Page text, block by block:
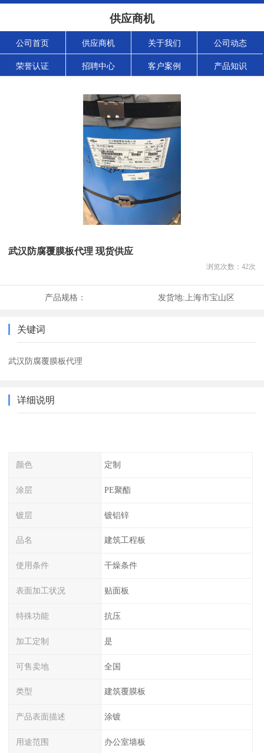
供应商机
公司首页 供应商机 关于我们 公司动态
荣誉认证 招聘中心 客户案例 产品知识
武汉防腐覆膜板代理 现货供应
浏览次数： 42次
产品规格： 发货地: 上海市宝山区
关键词
武汉防腐覆膜板代理
详细说明
颜色 定制
涂层 PE聚酯
镀层 镀铝锌
品名 建筑工程板
使用条件 干燥条件
表面加工状况 贴面板
特殊功能 抗压
加工定制 是
可售卖地 全国
类型 建筑覆膜板
产品表面描述 涂镀
用途范围 办公室墙板